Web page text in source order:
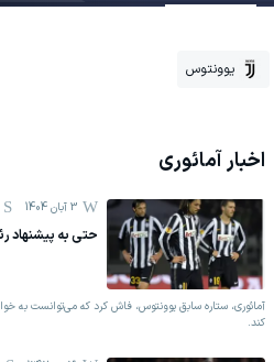
یوونتوس
اخبارآمائوری
3 آبان 1404
حتی به پیشنهاد
آمائوری، ستاره سابق یوونتوس، فاش کرد که می‌توانست به
کند.